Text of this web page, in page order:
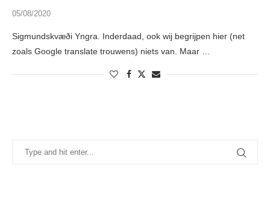
05/08/2020
Sigmundskvæði Yngra. Inderdaad, ook wij begrijpen hier (net
zoals Google translate trouwens) niets van. Maar …